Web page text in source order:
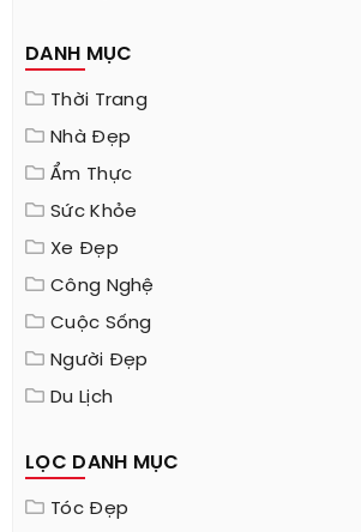
DANH MỤC
Thời Trang
Nhà Đẹp
Ẩm Thực
Sức Khỏe
Xe Đẹp
Công Nghệ
Cuộc Sống
Người Đẹp
Du Lịch
LỌC DANH MỤC
Tóc Đẹp